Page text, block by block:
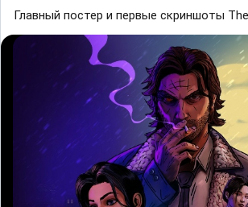
Главный постер и первые скриншоты